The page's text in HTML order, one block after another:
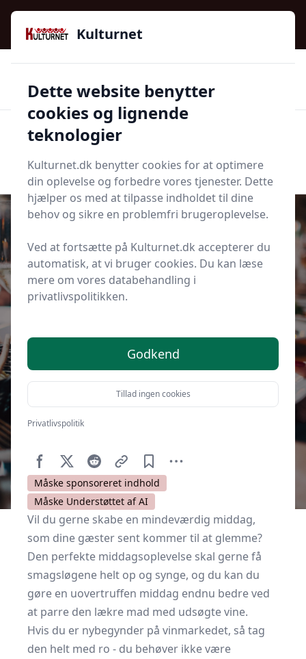
Kulturnet - Alt Det Gode I Livet | Din Kulturguide Siden
2016
97 kategorier 👍Kun godkendte butikker
Start søgning
Udgivet i Fritid
Sådan skaber du den perfekte
middagsoplevelse hvor vin og mad
Måske sponsoreret indhold
Måske Understøttet af AI
Vil du gerne skabe en mindeværdig middag,
som dine gæster sent kommer til at glemme?
Den perfekte middagsoplevelse skal gerne få
smagsløgene helt op og synge, og du kan du
gøre en uovertruffen middag endnu bedre ved
at parre den lækre mad med udsøgte vine.
Hvis du er nybegynder på vinmarkedet, så tag
den helt med ro - du behøver ikke være
Kulturnet
Dette website benytter
cookies og lignende
teknologier
Kulturnet.dk benytter cookies for at optimere
din oplevelse og forbedre vores tjenester. Dette
hjælper os med at tilpasse indholdet til dine
behov og sikre en problemfri brugeroplevelse.
Ved at fortsætte på Kulturnet.dk accepterer du
automatisk, at vi bruger cookies. Du kan læse
mere om vores databehandling i
privatlivspolitikken.
Godkend
Tillad ingen cookies
Privatlivspolitik